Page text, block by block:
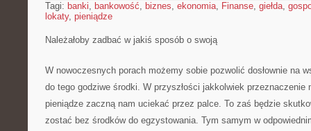
Tagi: banki, bankowość, biznes, ekonomia, Finanse, giełda,
lokaty, pieniądze
Należałoby zadbać w jakiś sposób o swoją
W nowoczesnych porach możemy sobie pozwolić dosłownie na
do tego godziwe środki. W przyszłości jakkolwiek przeznaczenie
pieniądze zaczną nam uciekać przez palce. To zaś będzie
zostać bez środków do egzystowania. Tym samym w